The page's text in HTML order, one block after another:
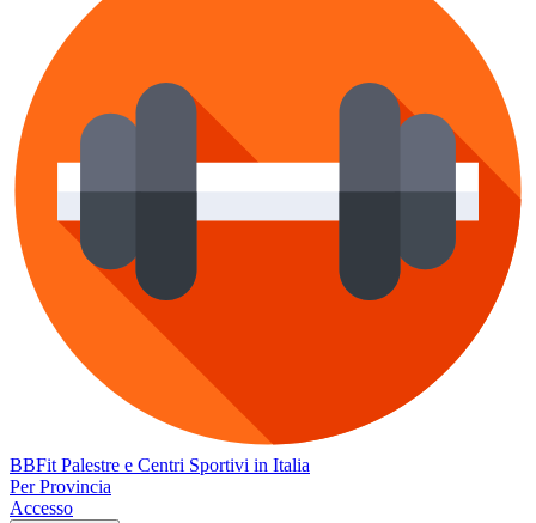
BBFit Palestre e Centri Sportivi in Italia
Per Provincia
Accesso